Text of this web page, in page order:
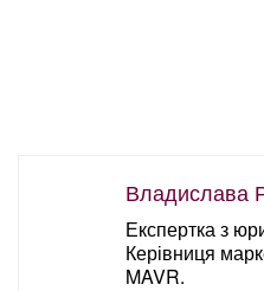
Владислава
Експертка з
Керівниця
MAVR.